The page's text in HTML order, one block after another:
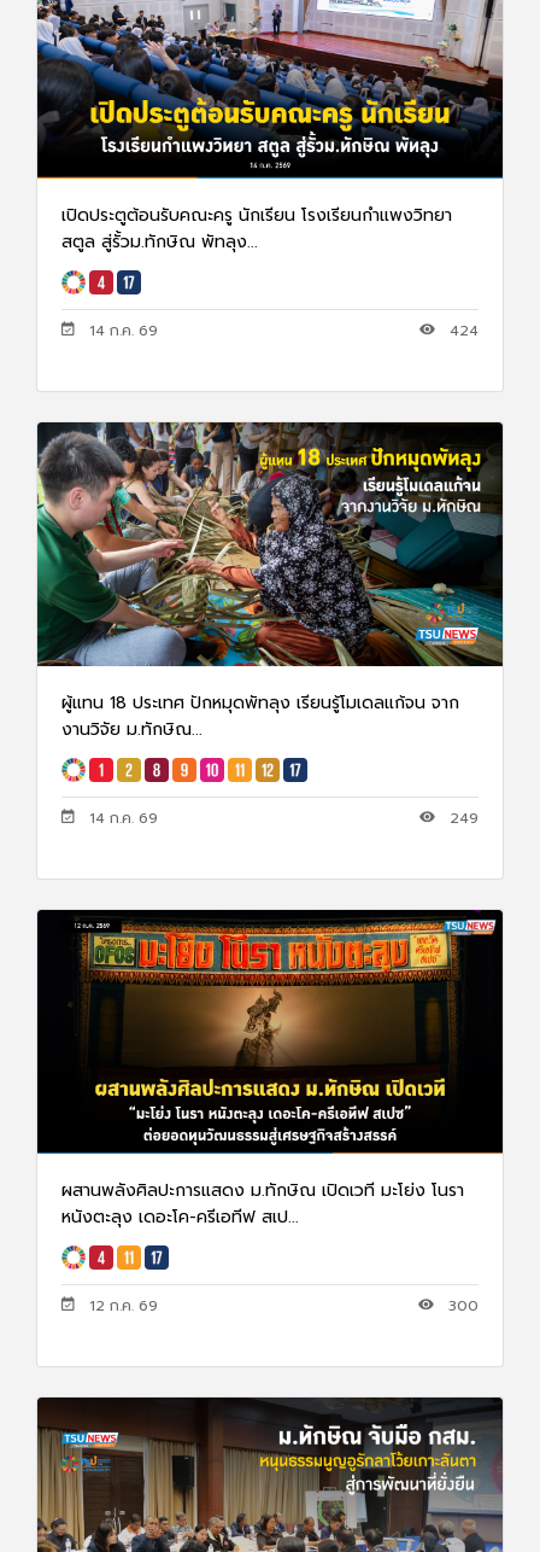
เปิดประตูต้อนรับคณะครู นักเรียน โรงเรียนกำแพงวิทยา
สตูล สู่รั้วม.ทักษิณ พัทลุง...
14 ก.ค. 69 424
ผู้แทน 18 ประเทศ ปักหมุดพัทลุง เรียนรู้โมเดลแก้จน จาก
งานวิจัย ม.ทักษิณ...
14 ก.ค. 69 249
ผสานพลังศิลปะการแสดง ม.ทักษิณ เปิดเวที มะโย่ง โนรา
หนังตะลุง เดอะโค-ครีเอทีฟ สเป...
12 ก.ค. 69 300